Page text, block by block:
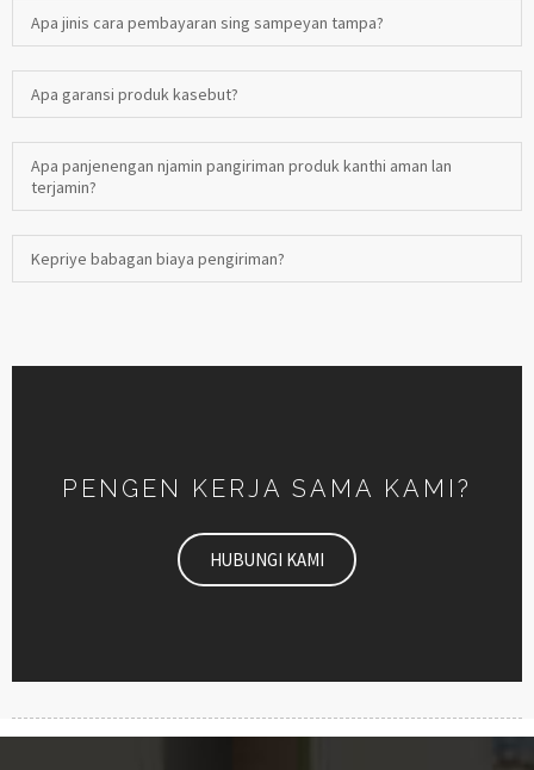
Apa jinis cara pembayaran sing sampeyan tampa?
Apa garansi produk kasebut?
Apa panjenengan njamin pangiriman produk kanthi aman lan
terjamin?
Kepriye babagan biaya pengiriman?
PENGEN KERJA SAMA KAMI?
HUBUNGI KAMI